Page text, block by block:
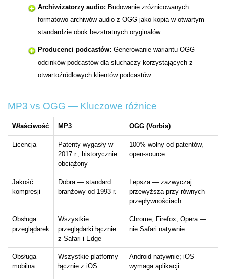
Archiwizatorzy audio: Budowanie zróżnicowanych
formatowo archiwów audio z OGG jako kopią w otwartym
standardzie obok bezstratnych oryginałów
Producenci podcastów: Generowanie wariantu OGG
odcinków podcastów dla słuchaczy korzystających z
otwartoźródłowych klientów podcastów
MP3 vs OGG — Kluczowe różnice
Właściwość MP3 OGG (Vorbis)
Licencja
Patenty wygasły w
2017 r.; historycznie
obciążony
100% wolny od patentów,
open-source
Jakość
kompresji
Dobra — standard
branżowy od 1993 r.
Lepsza — zazwyczaj
przewyższa przy równych
przepływnościach
Obsługa
przeglądarek
Wszystkie
przeglądarki łącznie
z Safari i Edge
Chrome, Firefox, Opera —
nie Safari natywnie
Obsługa
mobilna
Wszystkie platformy
łącznie z iOS
Android natywnie; iOS
wymaga aplikacji